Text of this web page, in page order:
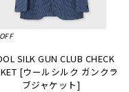
SILK GUN CLUB CHECK
[ウールシルク ガンクラ
ブジャケット]